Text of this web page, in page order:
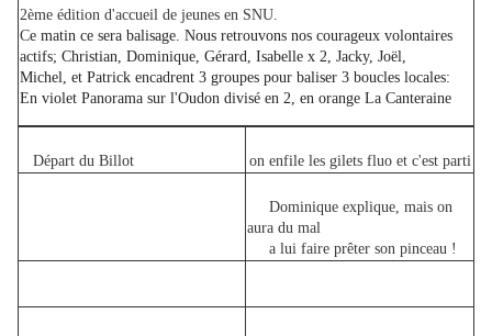
2ème édition d'accueil de jeunes en SNU.
Ce matin ce sera balisage. Nous retrouvons nos courageux volontaires
actifs; Christian, Dominique, Gérard, Isabelle x 2, Jacky, Joël,
Michel, et Patrick encadrent 3 groupes pour baliser 3 boucles locales:
En violet Panorama sur l'Oudon divisé en 2, en orange La Canteraine
Départ du Billot on enfile les gilets fluo et c'est parti
Dominique explique, mais on
aura du mal
a lui faire prêter son pinceau !